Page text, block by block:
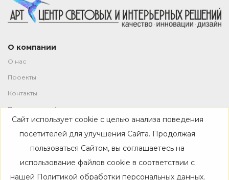
О компании
О нас
Проекты
Контакты
Политика конфиденциальности
Магазин
Каталог
Дизайнерам
Сайт использует cookie с целью анализа поведения
посетителей для улучшения Сайта. Продолжая
пользоваться Сайтом, вы соглашаетесь на
использование файлов cookie в соответствии с
нашей Политикой обработки персональных данных.